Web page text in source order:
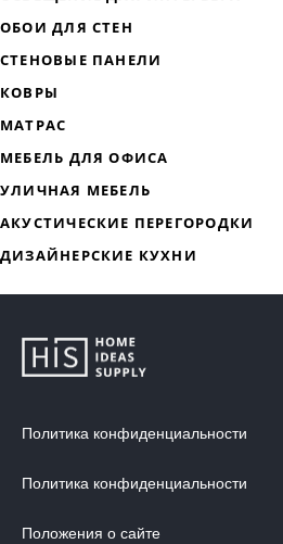
Политика конфиденциальности
Политика конфиденциальности
Положения о сайте